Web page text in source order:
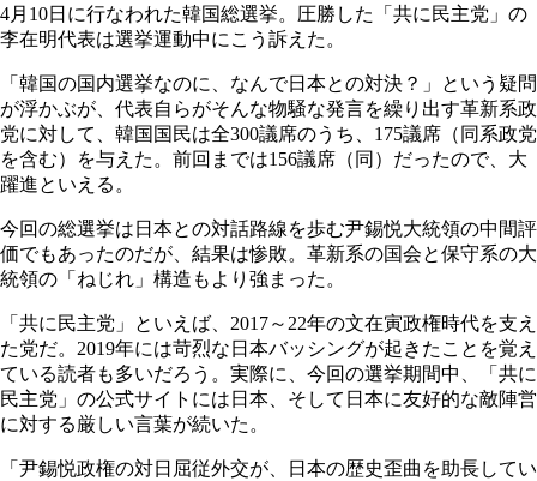
4月10日に行なわれた韓国総選挙。圧勝した「共に民主党」の
李在明代表は選挙運動中にこう訴えた。
「韓国の国内選挙なのに、なんで日本との対決？」という疑問
が浮かぶが、代表自らがそんな物騒な発言を繰り出す革新系政
党に対して、韓国国民は全300議席のうち、175議席（同系政党
を含む）を与えた。前回までは156議席（同）だったので、大
躍進といえる。
今回の総選挙は日本との対話路線を歩む尹錫悦大統領の中間評
価でもあったのだが、結果は惨敗。革新系の国会と保守系の大
統領の「ねじれ」構造もより強まった。
「共に民主党」といえば、2017～22年の文在寅政権時代を支え
た党だ。2019年には苛烈な日本バッシングが起きたことを覚え
ている読者も多いだろう。実際に、今回の選挙期間中、「共に
民主党」の公式サイトには日本、そして日本に友好的な敵陣営
に対する厳しい言葉が続いた。
「尹錫悦政権の対日屈従外交が、日本の歴史歪曲を助長してい